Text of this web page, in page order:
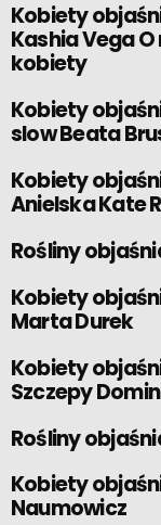
Kobiety
Kashia Vega
kobiety
Kobiety
slow Beata
Kobiety
Anielska Kate
Rośliny
Kobiety
Marta Durek
Kobiety
Szczepy
Rośliny
Kobiety
Naumowicz